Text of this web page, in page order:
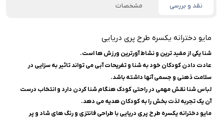
نقد و بررسی مشخصات
مایو دخترانه یکسره طرح پری دریایی
شنا یکی از مفید ترین و نشاط آورترین ورزش ها است.
عادت دادن کودکان خود به شنا و تفریحات آبی می تواند تاثیر به سزایی در
سلامت ذهنی و جسمی آنها داشته باشد.
لباس شنا نقش مهمی در راحتی کودک هنگام شنا کردن دارد و انتخاب درست
آن یک تجربه لذت بخش را به کودکان هدیه می دهد.
مایو دخترانه یکسره طرح پری دریایی با طراحی فانتزی و رنگ های شاد و پر